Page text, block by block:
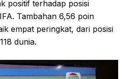
positif terhadap posisi
Tambahan 6,56 poin
empat peringkat, dari posisi
dunia.